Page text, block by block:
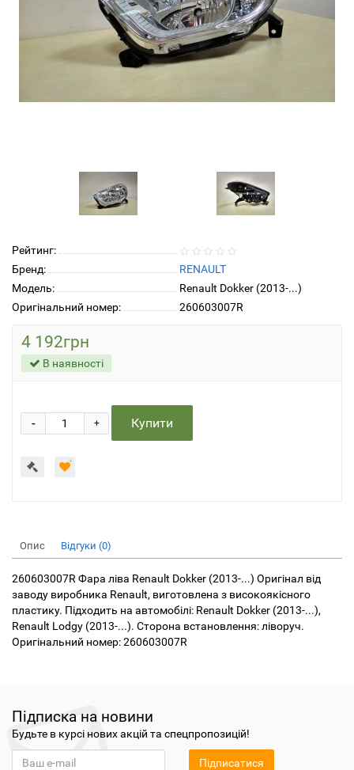
Рейтинг:
Бренд:
RENAULT
Модель:
Renault Dokker (2013-...)
Оригінальний номер:
260603007R
4 192грн
В наявності
+
- Купити
Опис Відгуки (0)
260603007R Фара ліва Renault Dokker (2013-...) Оригінал від
заводу виробника Renault, виготовлена з високоякісного
пластику. Підходить на автомобілі: Renault Dokker (2013-...),
Renault Lodgy (2013-...). Сторона встановлення: ліворуч.
Оригінальний номер: 260603007R
Підписка на новини
Будьте в курсі нових акцій та спецпропозицій!
Підписатися